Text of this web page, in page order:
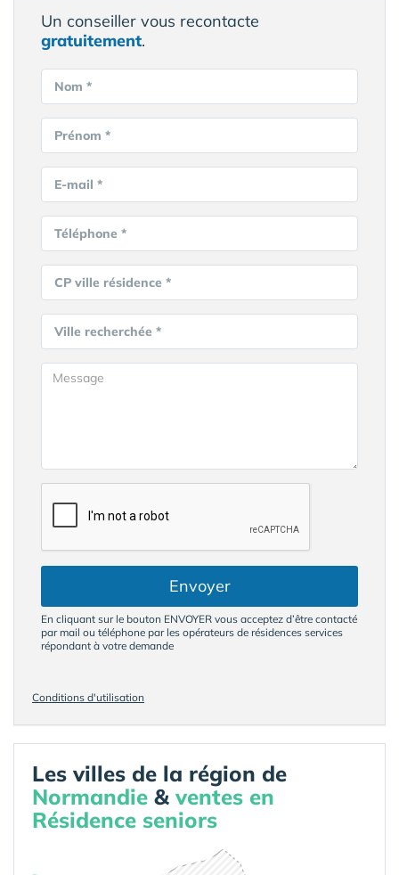
Un conseiller vous recontacte
gratuitement.
Nom *
Prénom *
E-mail *
Téléphone *
CP ville résidence *
Ville recherchée *
Envoyer
En cliquant sur le bouton ENVOYER vous acceptez d’être contacté
par mail ou téléphone par les opérateurs de résidences services
répondant à votre demande
Conditions d'utilisation
Les villes de la région de
Normandie & ventes en
Résidence seniors